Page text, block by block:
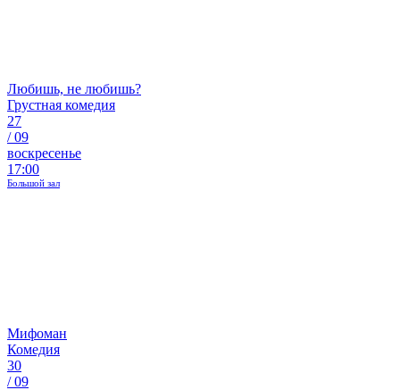
Любишь, не любишь?
Грустная комедия
27
/09
воскресенье
17:00
Большой зал
Мифоман
Комедия
30
/09